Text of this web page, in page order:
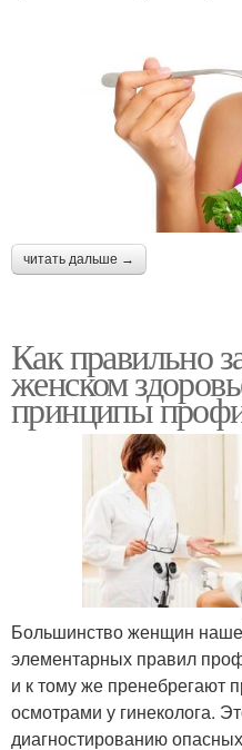
читать дальше →
Как правильно
женском
принципы
Большинство женщин
элементарных правил
и к тому же пренебрегают
осмотрами у гинеколога.
диагностированию